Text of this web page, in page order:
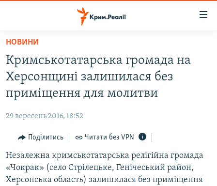
Перейти
основного
матеріалу
Перейти
до
основної
навігації
Перейти
пошуку
ВОДА.КРИМ
ВІДЕО ТА ФОТО
БЛОГИ
ПОГЛЯД
ІНТЕРВ'Ю
ВСЕ ЗА ДЕНЬ
НОВИНИ
Кримськотатарська громада на
Херсонщині залишилася без
приміщення для молитви
29 вересень 2016, 18:52
Поділитись Читати без VPN
Незалежна кримськотатарська релігійна громада
«Чокрак» (село Стрілецьке, Генічеський район,
Херсонська область) залишилася без приміщення